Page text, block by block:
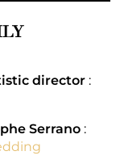
director :
Serrano :